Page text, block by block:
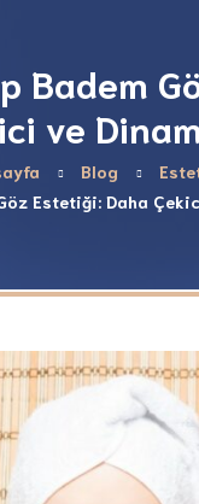
Badem
ve
Blog
Estetiği: Daha